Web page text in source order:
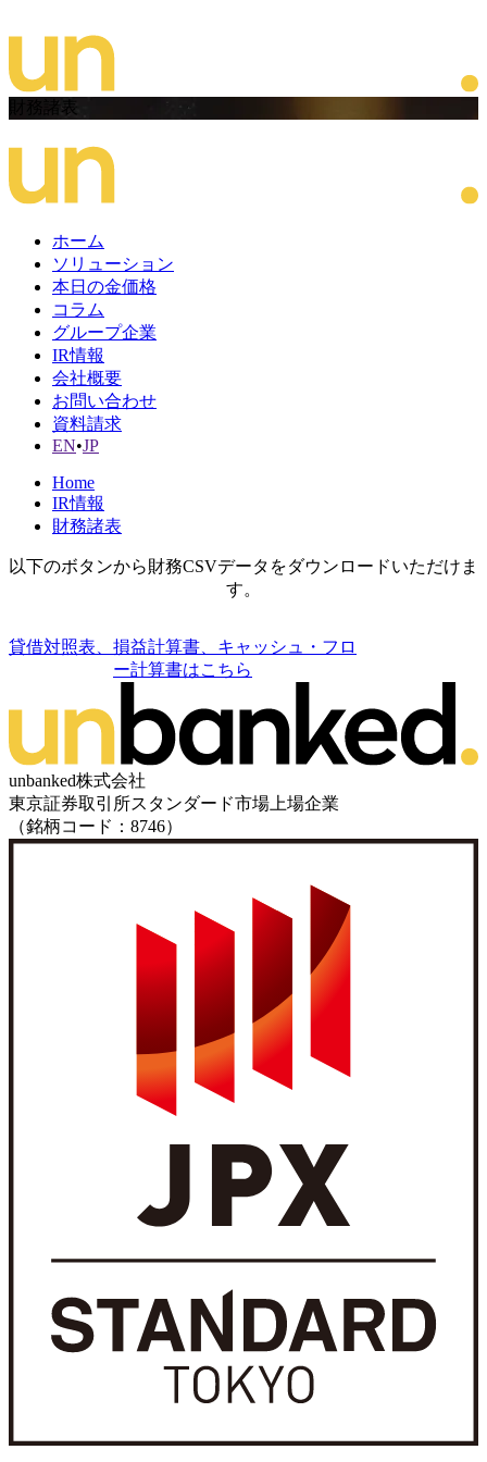
財務諸表
ホーム
ソリューション
本日の金価格
コラム
グループ企業
IR情報
会社概要
お問い合わせ
資料請求
EN•JP
Home
IR情報
財務諸表
以下のボタンから財務CSVデータをダウンロードいただけま
す。
貸借対照表、損益計算書、キャッシュ・フロ
ー計算書はこちら
unbanked株式会社
東京証券取引所スタンダード市場上場企業
（銘柄コード：8746）